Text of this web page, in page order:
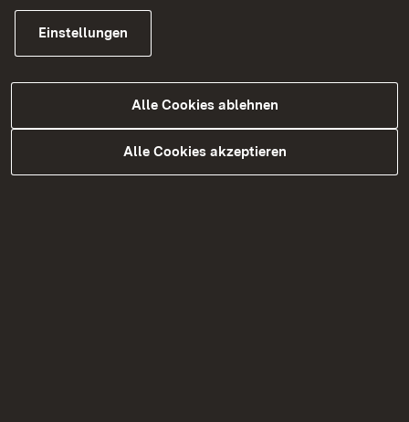
Kontakt
Datenschutz
Erklärung zur Barrierefreiheit
Einstellungen
Alle Cookies ablehnen
Alle Cookies akzeptieren